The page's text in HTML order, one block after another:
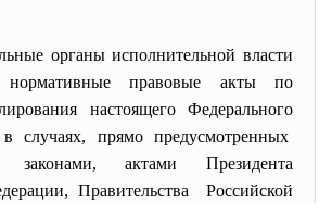
органы исполнительной власти
правовые акты по
настоящего Федерального
в случаях, прямо предусмотренных
законами, актами Президента
Правительства Российской